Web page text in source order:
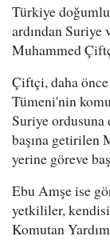
Türkiye
ardından Suriye
Muhammed
Çiftçi, daha
Tümeni'nin
Suriye ordusuna
başına getirilen
yerine göreve
Ebu Amşe ise
yetkililer,
Komutan